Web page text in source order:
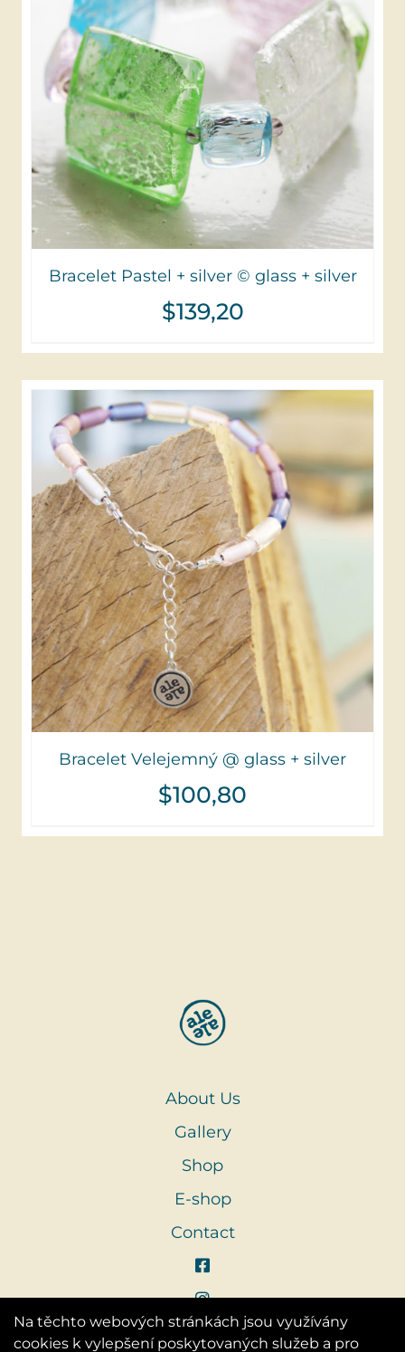
Bracelet Pastel + silver © glass + silver
$139,20
Bracelet Velejemný @ glass + silver
$100,80
About Us
Gallery
Shop
E-shop
Contact
Na těchto webových stránkách jsou využívány
cookies k vylepšení poskytovaných služeb a pro